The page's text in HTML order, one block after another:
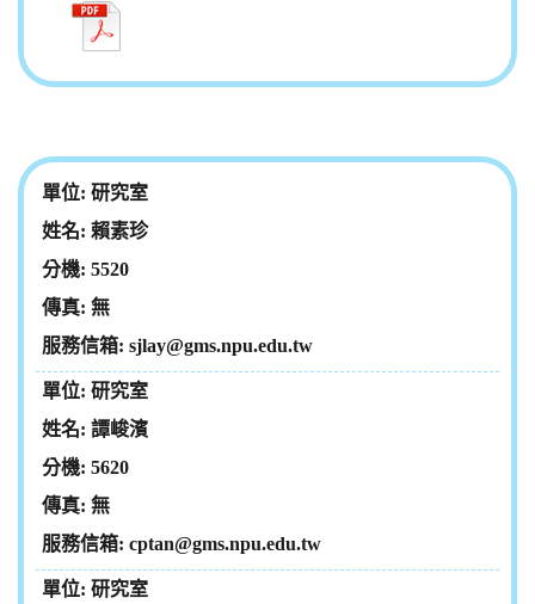
研究室
賴素珍
5520
無
sjlay@gms.npu.edu.tw
研究室
譚峻濱
5620
無
cptan@gms.npu.edu.tw
研究室